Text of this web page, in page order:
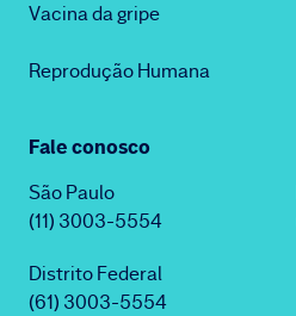
Vacina da gripe
Reprodução Humana
Fale conosco
São Paulo
(11) 3003-5554
Distrito Federal
(61) 3003-5554